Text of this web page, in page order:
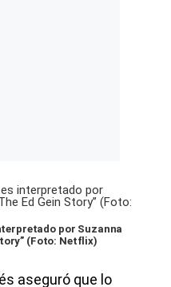
por Suzanna
(Foto: Netflix)
aseguró que lo